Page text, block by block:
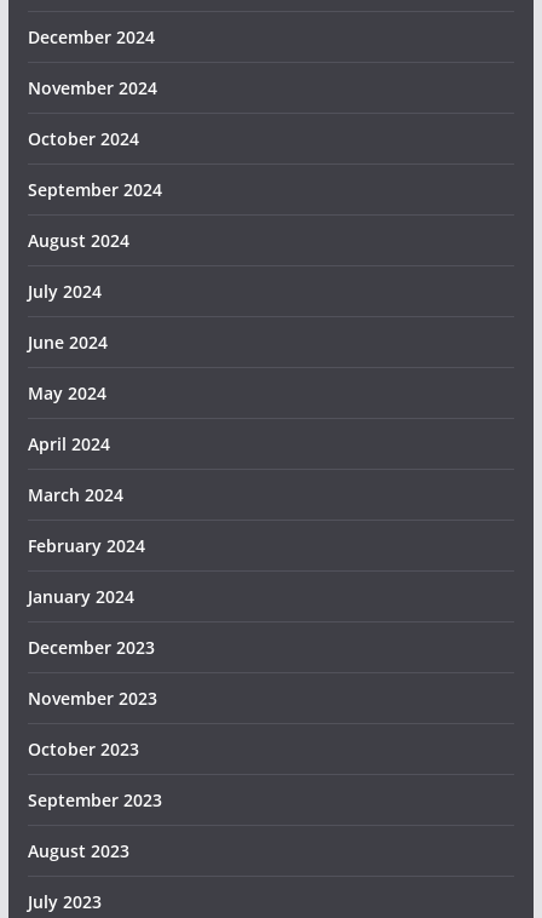
December 2024
November 2024
October 2024
September 2024
August 2024
July 2024
June 2024
May 2024
April 2024
March 2024
February 2024
January 2024
December 2023
November 2023
October 2023
September 2023
August 2023
July 2023